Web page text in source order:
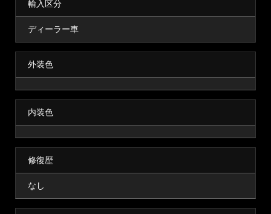
輸入区分
ディーラー車
外装色
内装色
修復歴
なし